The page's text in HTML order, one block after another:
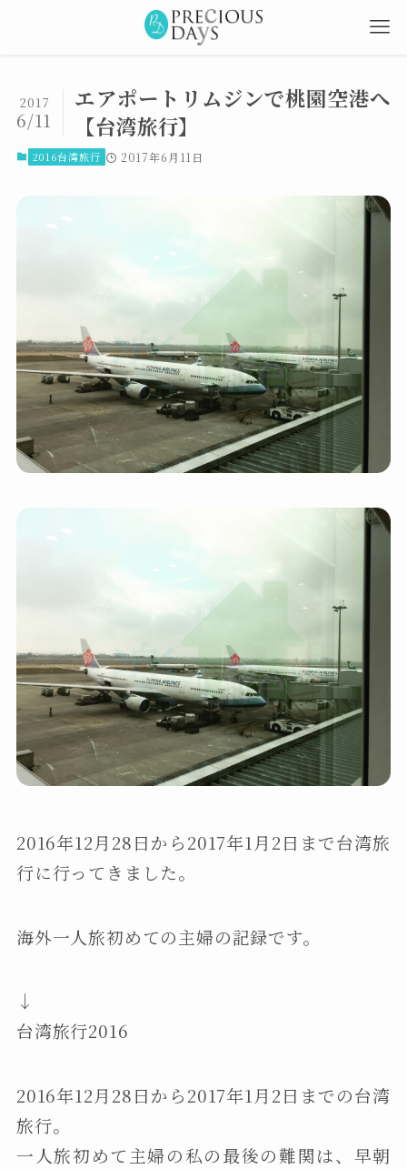
エアポートリムジンで桃園空港へ
【台湾旅行】
2017
6/11
2016台湾旅行 2017年6月11日
2016年12月28日から2017年1月2日まで台湾旅
行に行ってきました。
海外一人旅初めての主婦の記録です。
↓
台湾旅行2016
2016年12月28日から2017年1月2日までの台湾
旅行。
一人旅初めて主婦の私の最後の難関は、早朝